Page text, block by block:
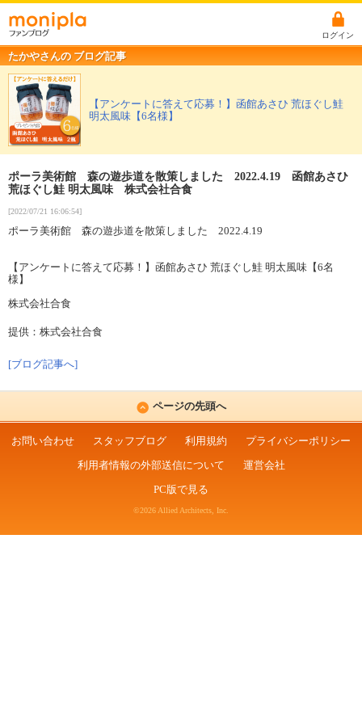
ログイン
たかやさんの ブログ記事
【アンケートに答えて応募！】函館あさひ 荒ほぐし鮭
明太風味【6名様】
ポーラ美術館 森の遊歩道を散策しました 2022.4.19 函館あさひ
荒ほぐし鮭 明太風味 株式会社合食
[2022/07/21 16:06:54]
ポーラ美術館 森の遊歩道を散策しました 2022.4.19
【アンケートに答えて応募！】函館あさひ 荒ほぐし鮭 明太風味【6名
様】
株式会社合食
提供：株式会社合食
[ブログ記事へ]
ページの先頭へ
お問い合わせ スタッフブログ 利用規約
プライバシーポリシー
利用者情報の外部送信について
運営会社
PC版で見る
©2026 Allied Architects, Inc.